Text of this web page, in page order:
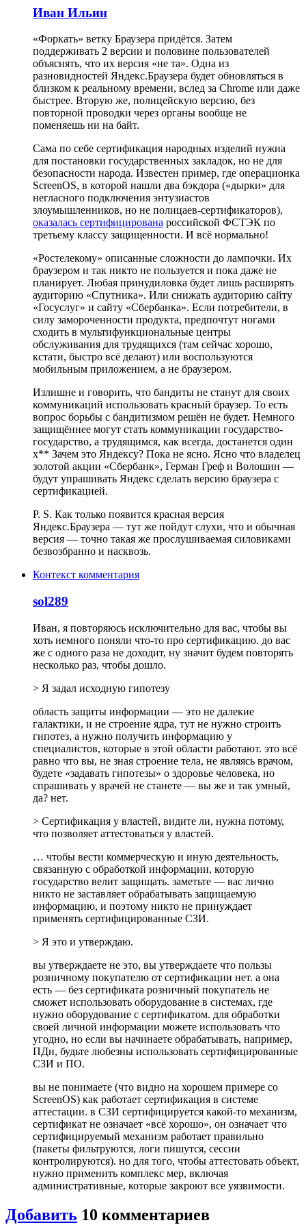
Иван Ильин
«Форкать» ветку Браузера придётся. Затем
поддерживать 2 версии и половине пользователей
объяснять, что их версия «не та». Одна из
разновидностей Яндекс.Браузера будет обновляться в
близком к реальному времени, вслед за Chrome или даже
быстрее. Вторую же, полицейскую версию, без
повторной проводки через органы вообще не
поменяешь ни на байт.
Сама по себе сертификация народных изделий нужна
для постановки государственных закладок, но не для
безопасности народа. Известен пример, где операционка
ScreenOS, в которой нашли два бэкдора («дырки» для
негласного подключения энтузиастов
злоумышленников, но не полицаев-сертификаторов),
оказалась сертифицирована российской ФСТЭК по
третьему классу защищенности. И всё нормально!
«Ростелекому» описанные сложности до лампочки. Их
браузером и так никто не пользуется и пока даже не
планирует. Любая принудиловка будет лишь расширять
аудиторию «Спутника». Или снижать аудиторию сайту
«Госуслуг» и сайту «Сбербанка». Если потребители, в
силу замороченности продукта, предпочтут ногами
сходить в мультифункциональные центры
обслуживания для трудящихся (там сейчас хорошо,
кстати, быстро всё делают) или воспользуются
мобильным приложением, а не браузером.
Излишне и говорить, что бандиты не станут для своих
коммуникаций использовать красный браузер. То есть
вопрос борьбы с бандитизмом решён не будет. Немного
защищённее могут стать коммуникации государство-
государство, а трудящимся, как всегда, достанется один
х** Зачем это Яндексу? Пока не ясно. Ясно что владелец
золотой акции «Сбербанк», Герман Греф и Волошин —
будут упрашивать Яндекс сделать версию браузера с
сертификацией.
P. S. Как только появится красная версия
Яндекс.Браузера — тут же пойдут слухи, что и обычная
версия — точно такая же прослушиваемая силовиками
безвозбранно и насквозь.
Контекст комментария
sol289
Иван, я повторяюсь исключительно для вас, чтобы вы
хоть немного поняли что-то про сертификацию. до вас
же с одного раза не доходит, ну значит будем повторять
несколько раз, чтобы дошло.
> Я задал исходную гипотезу
область защиты информации — это не далекие
галактики, и не строение ядра, тут не нужно строить
гипотез, а нужно получить информацию у
специалистов, которые в этой области работают. это всё
равно что вы, не зная строение тела, не являясь врачом,
будете «задавать гипотезы» о здоровье человека, но
спрашивать у врачей не станете — вы же и так умный,
да? нет.
> Сертификация у властей, видите ли, нужна потому,
что позволяет аттестоваться у властей.
… чтобы вести коммерческую и иную деятельность,
связанную с обработкой информации, которую
государство велит защищать. заметьте — вас лично
никто не заставляет обрабатывать защищаемую
информацию, и поэтому никто не принуждает
применять сертифицированные СЗИ.
> Я это и утверждаю.
вы утверждаете не это, вы утверждаете что пользы
розничному покупателю от сертификации нет. а она
есть — без сертификата розничный покупатель не
сможет использовать оборудование в системах, где
нужно оборудование с сертификатом. для обработки
своей личной информации можете использовать что
угодно, но если вы начинаете обрабатывать, например,
ПДн, будьте любезны использовать сертифицированные
СЗИ и ПО.
вы не понимаете (что видно на хорошем примере со
ScreenOS) как работает сертификация в системе
аттестации. в СЗИ сертифицируется какой-то механизм,
сертификат не означает «всё хорошо», он означает что
сертифицируемый механизм работает правильно
(пакеты фильтруются, логи пишутся, сессии
контролируются). но для того, чтобы аттестовать объект,
нужно применить комплекс мер, включая
административные, которые закроют все уязвимости.
Добавить 10 комментариев